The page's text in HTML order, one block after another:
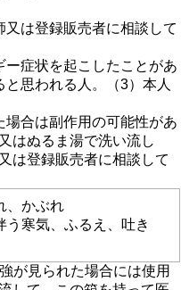
は登録販売者に相談して
ー症状を起こしたことがあ
思われる人。（3）本人
合は副作用の可能性があ
はぬるま湯で洗い流し
は登録販売者に相談して
、かぶれ
う寒気、ふるえ、吐き
が見られた場合には使用